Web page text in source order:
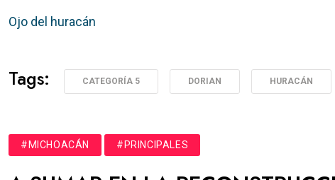
Ojo del huracán
Tags: CATEGORÍA 5 DORIAN HURACÁN
#MICHOACÁN #PRINCIPALES